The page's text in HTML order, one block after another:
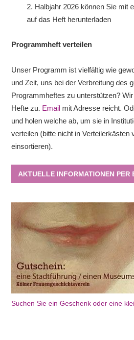
2. Halbjahr 2026 können Sie mit
auf das Heft herunterladen
Programmheft verteilen
Unser Programm ist vielfältig wie
und Zeit, uns bei der Verbreitung des
Programmheftes zu unterstützen?
Hefte zu. Emailmit Adresse reicht.
und holen welche ab, um sie in
verteilen (bitte nicht in Verteilerkästen
einsortieren).
AKTUELLE INFORMATIONEN PER
Suchen Sie ein Geschenk oder eine